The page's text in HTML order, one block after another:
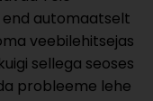
end automaatselt
veebilehitsejas
sellega seoses
probleeme lehe